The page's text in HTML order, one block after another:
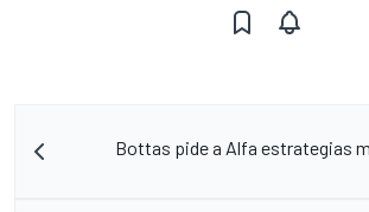
Bottas pide a Alfa estrategias